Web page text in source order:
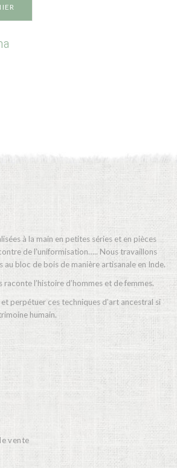
à la main en petites séries et en pièces
de l’uniformisation….. Nous travaillons
au bloc de bois de manière artisanale en Inde.
raconte l’histoire d’hommes et de femmes.
perpétuer ces techniques d’art ancestral si
humain.
vente